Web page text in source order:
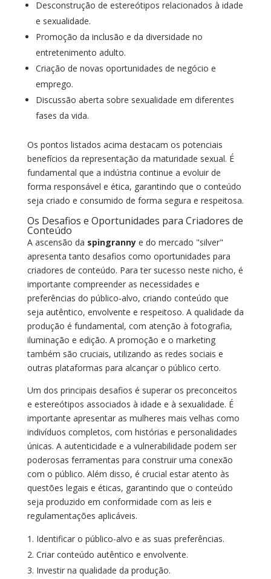
Desconstrução de estereótipos relacionados à idade
e sexualidade.
Promoção da inclusão e da diversidade no
entretenimento adulto.
Criação de novas oportunidades de negócio e
emprego.
Discussão aberta sobre sexualidade em diferentes
fases da vida.
Os pontos listados acima destacam os potenciais
benefícios da representação da maturidade sexual. É
fundamental que a indústria continue a evoluir de
forma responsável e ética, garantindo que o conteúdo
seja criado e consumido de forma segura e respeitosa.
Os Desafios e Oportunidades para Criadores de
Conteúdo
A ascensão da spingrannye do mercado "silver"
apresenta tanto desafios como oportunidades para
criadores de conteúdo. Para ter sucesso neste nicho, é
importante compreender as necessidades e
preferências do público-alvo, criando conteúdo que
seja autêntico, envolvente e respeitoso. A qualidade da
produção é fundamental, com atenção à fotografia,
iluminação e edição. A promoção e o marketing
também são cruciais, utilizando as redes sociais e
outras plataformas para alcançar o público certo.
Um dos principais desafios é superar os preconceitos
e estereótipos associados à idade e à sexualidade. É
importante apresentar as mulheres mais velhas como
indivíduos completos, com histórias e personalidades
únicas. A autenticidade e a vulnerabilidade podem ser
poderosas ferramentas para construir uma conexão
com o público. Além disso, é crucial estar atento às
questões legais e éticas, garantindo que o conteúdo
seja produzido em conformidade com as leis e
regulamentações aplicáveis.
Identificar o público-alvo e as suas preferências.
Criar conteúdo autêntico e envolvente.
Investir na qualidade da produção.